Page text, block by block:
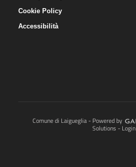
Cookie Policy
Accessibilità
Comune di Laigueglia - Powered by
Solutions - Login